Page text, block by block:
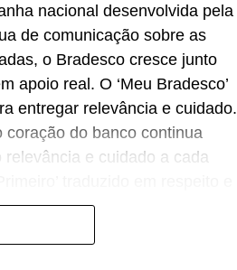
nacional desenvolvida pela
de comunicação sobre as
o Bradesco cresce junto
apoio real. O ‘Meu Bradesco’
entregar relevância e cuidado.
do banco continua
e cuidado a cada
artificial do banco